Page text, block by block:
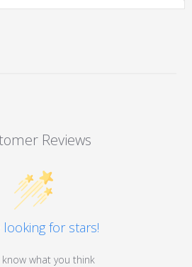
Reviews
looking for stars!
know what you think